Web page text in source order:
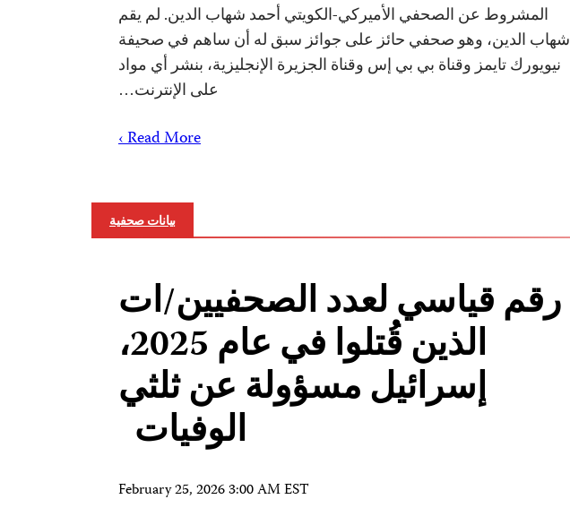
المشروط عن الصحفي الأميركي-الكويتي أحمد شهاب الدين. لم يقم
شهاب الدين، وهو صحفي حائز على جوائز سبق له أن ساهم في صحيفة
نيويورك تايمز وقناة بي بي إس وقناة الجزيرة الإنجليزية، بنشر أي مواد
على الإنترنت…
Read More ›
بيانات صحفية
رقم قياسي لعدد الصحفيين/ات
الذين قُتلوا في عام 2025،
إسرائيل مسؤولة عن ثلثي
الوفيات
February 25, 2026 3:00 AM EST